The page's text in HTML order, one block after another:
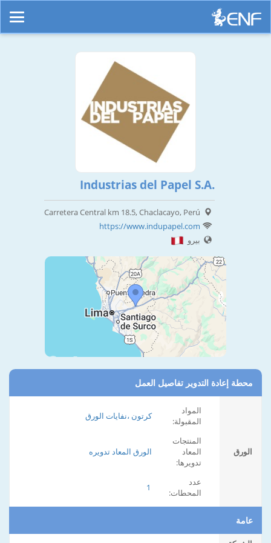
Industrias del Papel S.A.
Carretera Central km 18.5, Chaclacayo, Perú
https://www.indupapel.com
بيرو
محطة إعادة التدوير تفاصيل العمل
الورق
المواد
المقبولة:
كرتون ،نفايات الورق
المنتجات
المعاد
تدويرها:
الورق المعاد تدويره
عدد
المحطات:
1
عامة